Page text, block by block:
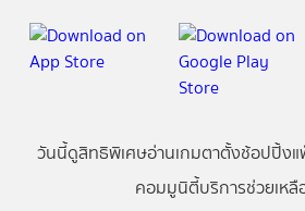
วันนี้ดูสิทธิพิเศษอ่านเกมตาตั้งช้อปปิ้ง
คอมมูนิตี้บริการช่วยเหลื